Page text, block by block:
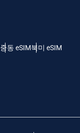
중동 eSIM북미 eSIM